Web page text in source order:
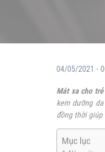
04/05/2021 -
Mát xa cho
kem dưỡng
đồng thời giúp
Mục lục